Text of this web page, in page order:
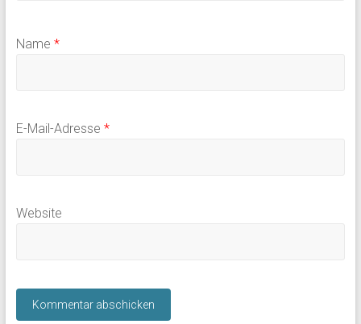
Name *
E-Mail-Adresse *
Website